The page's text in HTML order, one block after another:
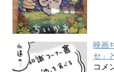
映画
セ」
コメ